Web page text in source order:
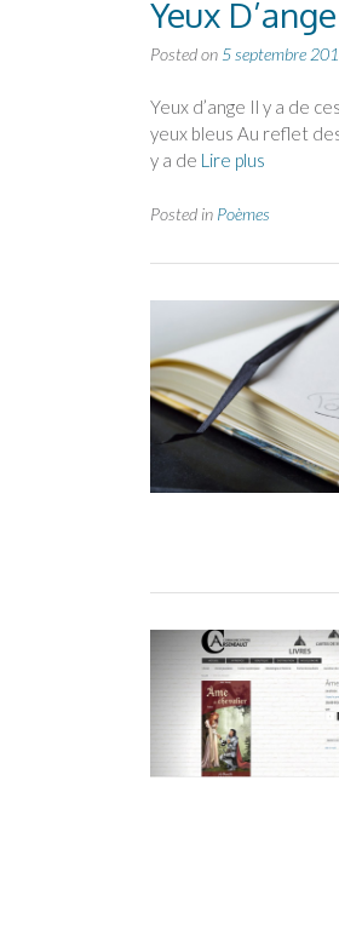
Yeux D’ange
Posted on 5 septembre
Yeux d’ange Il y a de
yeux bleus Au reflet
y a de Lire plus
Posted in Poèmes